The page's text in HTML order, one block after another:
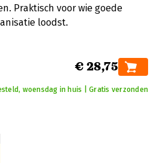
Praktisch voor wie goede
loodst.
€ 28,75
woensdag in huis | Gratis verzonden